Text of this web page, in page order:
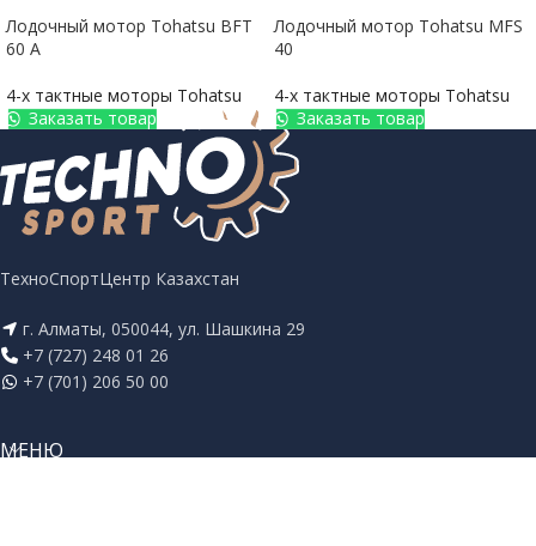
Лодочный мотор Tohatsu BFT
60 A
4-х тактные моторы Tohatsu
Заказать товар
Лодочный мотор Tohatsu MFS
40
4-х тактные моторы Tohatsu
Заказать товар
ТехноСпортЦентр Казахстан
г. Алматы, 050044, ул. Шашкина 29
+7 (727) 248 01 26
+7 (701) 206 50 00
МЕНЮ